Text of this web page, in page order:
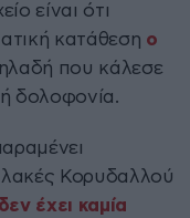
είναι ότι
κατάθεση ο
που κάλεσε
δολοφονία.
Κορυδαλλού
έχει καμία